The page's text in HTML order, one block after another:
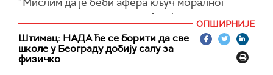
препорода овог друштва. Ако ја после толико
година не могу да знам где је моје дете, за
мене је ово чиста бандитска организација. Кад
ја кажем решавање беби афера, то не значи
ОПШИРНИЈЕ
Штимац: НАДА ће се борити да све
школе у Београду добију салу за
физичко